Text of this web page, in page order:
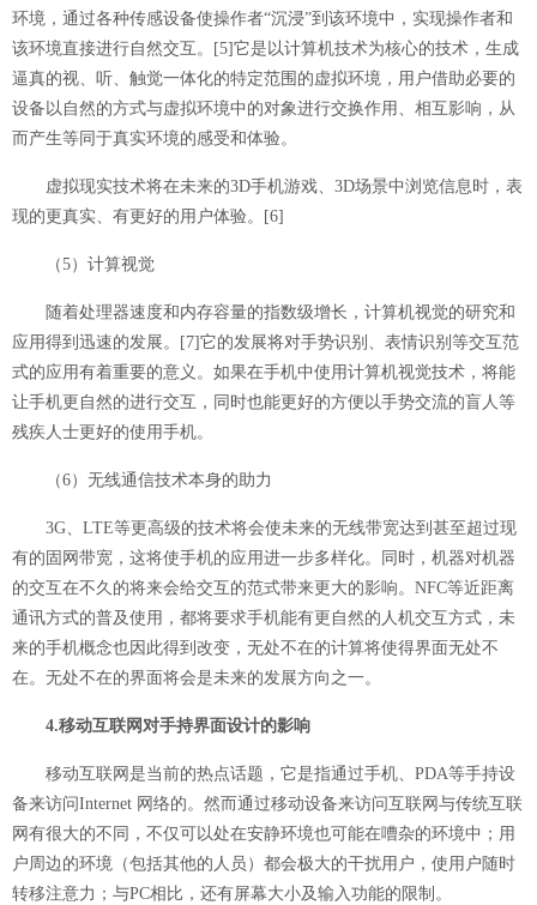
环境，通过各种传感设备使操作者“沉浸”到该环境中，实现操作者和
该环境直接进行自然交互。
[5]它是以计算机技术为核心的技术，生成
逼真的视、听、触觉一体化的特定范围的虚拟环境，用户借助必要的
设备以自然的方式与虚拟环境中的对象进行交换作用、相互影响，从
而产生等同于真实环境的感受和体验。
虚拟现实技术将在未来的3D手机游戏、3D场景中浏览信息时，表
现的更真实、有更好的用户体验。
[6]
（5）计算视觉
随着处理器速度和内存容量的指数级增长，计算机视觉的研究和
应用得到迅速的发展。
[7]它的发展将对手势识别、表情识别等交互范
式的应用有着重要的意义。如果在手机中使用计算机视觉技术，将能
让手机更自然的进行交互，同时也能更好的方便以手势交流的盲人等
残疾人士更好的使用手机。
（6）无线通信技术本身的助力
3G、LTE等更高级的技术将会使未来的无线带宽达到甚至超过现
有的固网带宽，这将使手机的应用进一步多样化。同时，机器对机器
的交互在不久的将来会给交互的范式带来更大的影响。NFC等近距离
通讯方式的普及使用，都将要求手机能有更自然的人机交互方式，未
来的手机概念也因此得到改变，无处不在的计算将使得界面无处不
在。无处不在的界面将会是未来的发展方向之一。
4.移动互联网对手持界面设计的影响
移动互联网是当前的热点话题，它是指通过手机、PDA等手持设
备来访问Internet 网络的。然而通过移动设备来访问互联网与传统互联
网有很大的不同，不仅可以处在安静环境也可能在嘈杂的环境中；用
户周边的环境（包括其他的人员）都会极大的干扰用户，使用户随时
转移注意力；与PC相比，还有屏幕大小及输入功能的限制。